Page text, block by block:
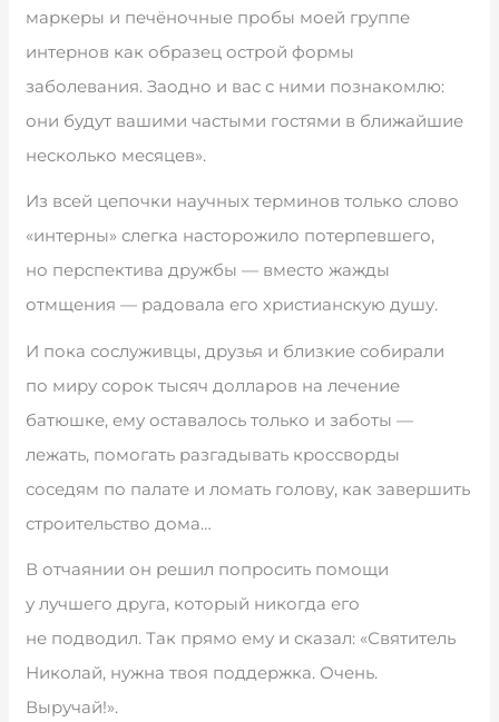
маркеры и печёночные пробы моей группе
интернов как образец острой формы
заболевания. Заодно и вас с ними познакомлю:
они будут вашими частыми гостями в ближайшие
несколько месяцев».
Из всей цепочки научных терминов только слово
«интерны» слегка насторожило потерпевшего,
но перспектива дружбы — вместо жажды
отмщения — радовала его христианскую душу.
И пока сослуживцы, друзья и близкие собирали
по миру сорок тысяч долларов на лечение
батюшке, ему оставалось только и заботы —
лежать, помогать разгадывать кроссворды
соседям по палате и ломать голову, как завершить
строительство дома…
В отчаянии он решил попросить помощи
у лучшего друга, который никогда его
не подводил. Так прямо ему и сказал: «Святитель
Николай, нужна твоя поддержка. Очень.
Выручай!».